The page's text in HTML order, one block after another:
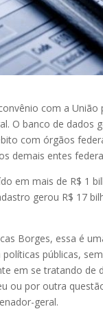
com a União
O banco de dados
com órgãos
demais entes
em mais de R$ 1
gerou R$ 17
Borges, essa é
públicas,
em se tratando de
ou por outra
geral.